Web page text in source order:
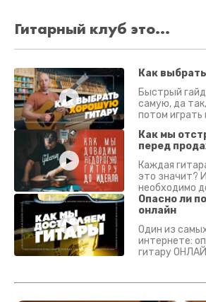
Гитарный клуб это...
Как
Быстрый
самую, да
потом играть
Как мы
перед
Каждая
это значит?
необходимо
гитары?
Подробно - в
Опасно ли
онлайн
Один из
интернете:
гитару ОНЛАЙН? Хм,